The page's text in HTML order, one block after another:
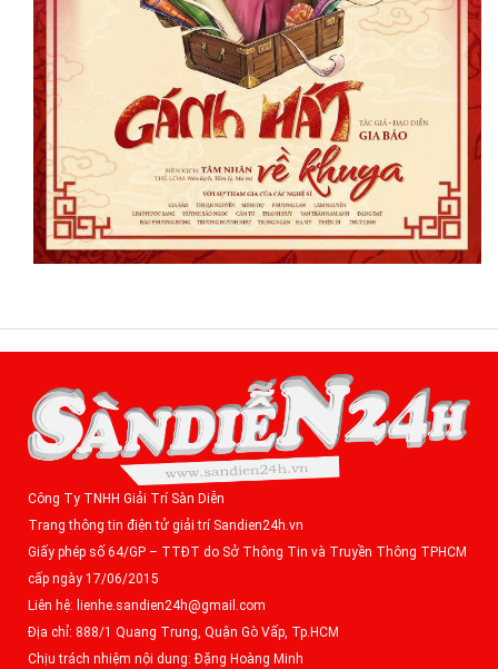
Công Ty TNHH Giải Trí Sàn Diễn
Trang thông tin điện tử giải trí Sandien24h.vn
Giấy phép số 64/GP – TTĐT do Sở Thông Tin và Truyền Thông TPHCM
cấp ngày 17/06/2015
Liên hệ: lienhe.sandien24h@gmail.com
Địa chỉ: 888/1 Quang Trung, Quận Gò Vấp, Tp.HCM
Chịu trách nhiệm nội dung: Đặng Hoàng Minh